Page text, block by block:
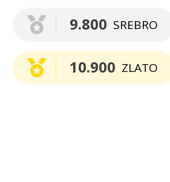
SREBRO
9.800
ZLATO
10.900